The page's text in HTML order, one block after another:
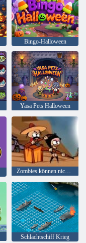
Bingo-Halloween
Yasa Pets Halloween
Zombies können nicht springen
Schlachtschiff Krieg